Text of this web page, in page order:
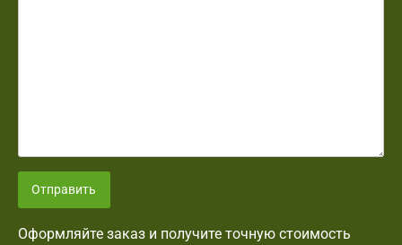
Отправить
Оформляйте заказ и получите точную стоимость